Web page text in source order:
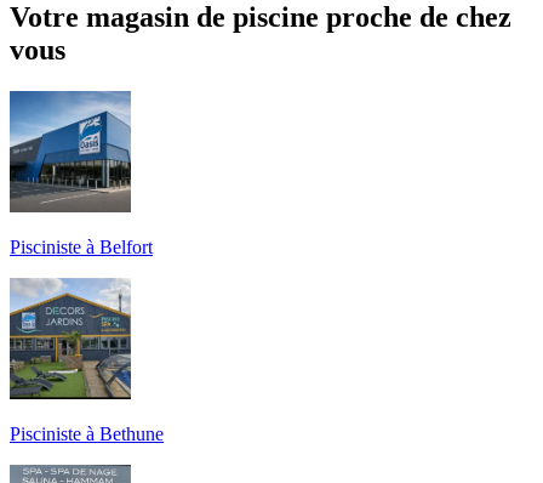
Votre magasin de piscine proche de chez
vous
Pisciniste à Belfort
Pisciniste à Bethune